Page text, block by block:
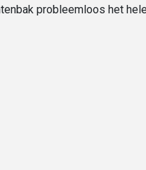
probleemloos het